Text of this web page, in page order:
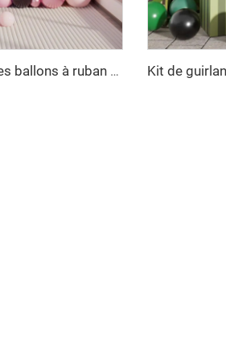
kit de guirlande de 150 pièces ballons à ruban rose noir ruban cravate et ballons en mylar pour décorations d'anniversaire de filles